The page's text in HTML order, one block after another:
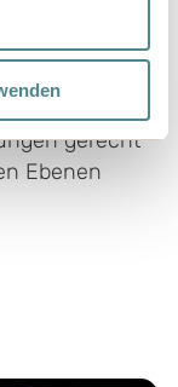
Zukunft
gerecht
Ebenen